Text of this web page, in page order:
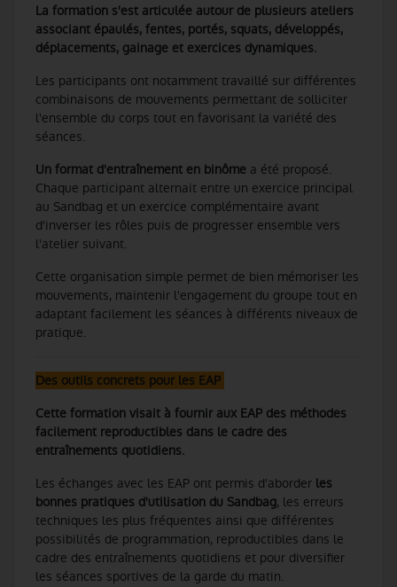
La formation s'est articulée autour de plusieurs ateliers
associant épaulés, fentes, portés, squats, développés,
déplacements, gainage et exercices dynamiques.
Les participants ont notamment travaillé sur différentes
combinaisons de mouvements permettant de solliciter
l'ensemble du corps tout en favorisant la variété des
séances.
Un format d'entraînement en binôme a été proposé.
Chaque participant alternait entre un exercice principal
au Sandbag et un exercice complémentaire avant
d'inverser les rôles puis de progresser ensemble vers
l'atelier suivant.
Cette organisation simple permet de bien mémoriser les
mouvements, maintenir l'engagement du groupe tout en
adaptant facilement les séances à différents niveaux de
pratique.
Des outils concrets pour les EAP
Cette formation visait à fournir aux EAP des méthodes
facilement reproductibles dans le cadre des
entraînements quotidiens.
Les échanges avec les EAP ont permis d'aborder les
bonnes pratiques d'utilisation du Sandbag, les erreurs
techniques les plus fréquentes ainsi que différentes
possibilités de programmation, reproductibles dans le
cadre des entraînements quotidiens et pour diversifier
les séances sportives de la garde du matin.